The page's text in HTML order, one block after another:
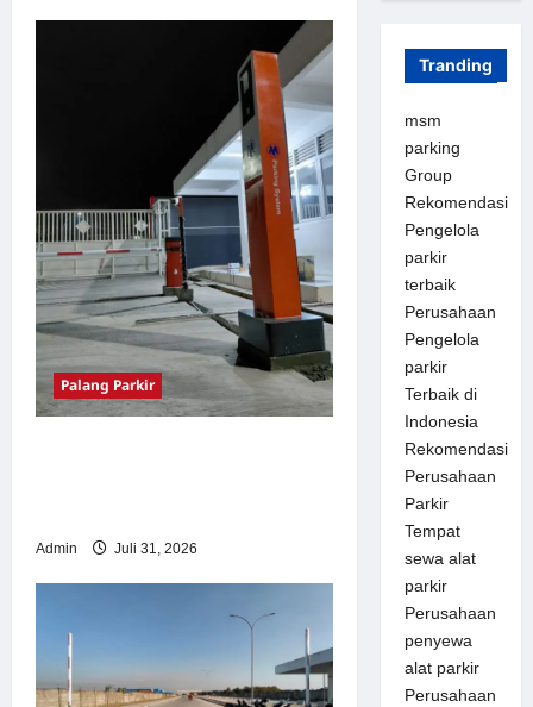
t
Palang Parkir
Admin Juli 31, 2026
Tranding
msm
parking
Group
Rekomendasi
Pengelola
parkir
terbaik
Perusahaan
Pengelola
parkir
Terbaik di
Indonesia
Rekomendasi
Perusahaan
Parkir
Tempat
sewa alat
parkir
Perusahaan
penyewa
alat parkir
Perusahaan